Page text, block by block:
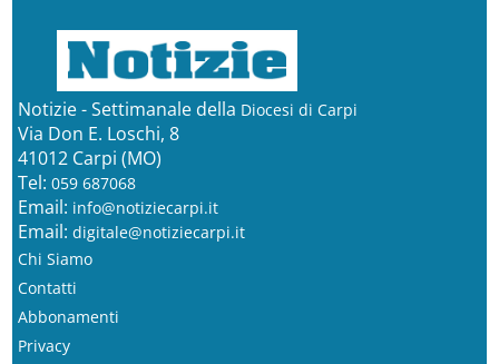
Notizie - Settimanale della Diocesi di Carpi
Via Don E. Loschi, 8
41012 Carpi (MO)
Tel: 059 687068
Email: info@notiziecarpi.it
Email: digitale@notiziecarpi.it
Chi Siamo
Contatti
Abbonamenti
Privacy